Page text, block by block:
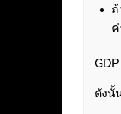
ถ้
ดังนั้